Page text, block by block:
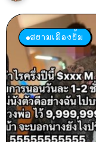
สยามเมืองยิ้ม